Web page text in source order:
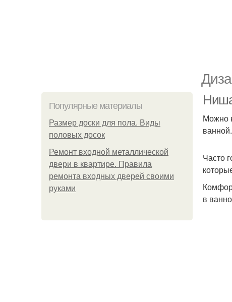
Популярные материалы
Размер доски для пола. Виды
половых досок
Ремонт входной металлической
двери в квартире. Правила
ремонта входных дверей своими
руками
Можно
Часто
в